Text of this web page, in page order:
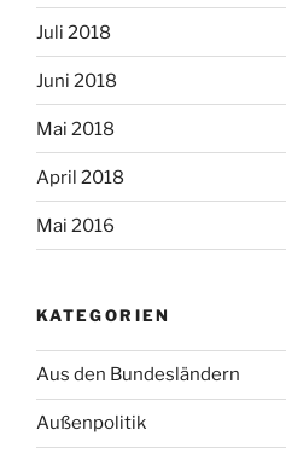
Juli 2018
Juni 2018
Mai 2018
April 2018
Mai 2016
KATEGORIEN
Aus den Bundesländern
Außenpolitik